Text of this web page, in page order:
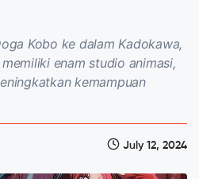
Kobo ke dalam Kadokawa,
enam studio animasi,
kemampuan
July 12, 2024